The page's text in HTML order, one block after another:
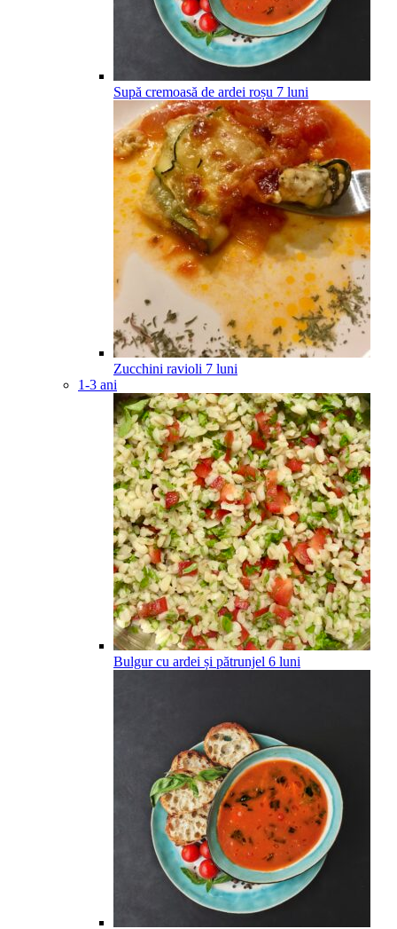
Supă cremoasă de ardei roșu 7 luni
Zucchini ravioli 7 luni
1-3 ani
Bulgur cu ardei și pătrunjel 6 luni